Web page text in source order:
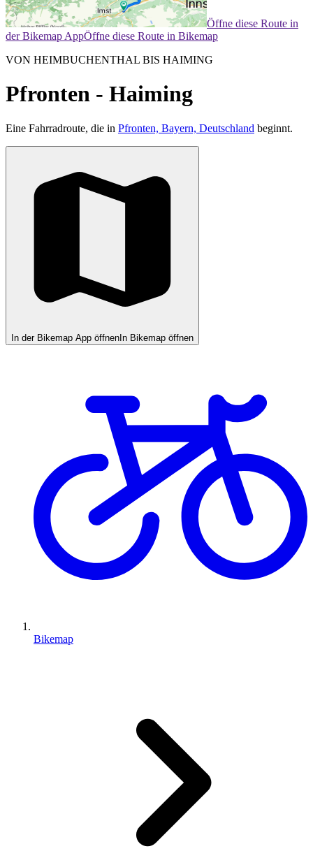
Öffne diese Route in
der Bikemap AppÖffne diese Route in Bikemap
VON HEIMBUCHENTHAL BIS HAIMING
Pfronten - Haiming
Eine Fahrradroute, die in Pfronten, Bayern, Deutschland beginnt.
In der Bikemap App öffnen In Bikemap öffnen
Bikemap